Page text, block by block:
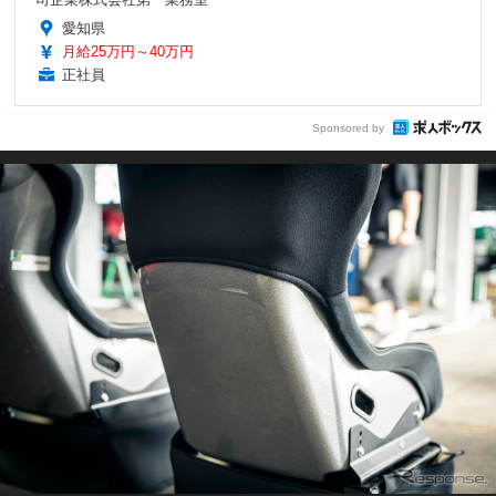
愛知県
月給25万円～40万円
正社員
Sponsored by